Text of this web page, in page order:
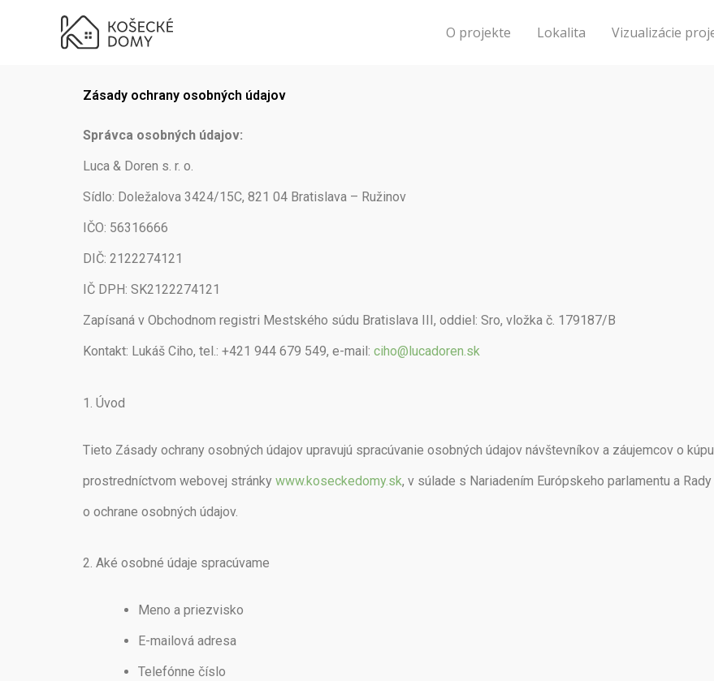
O projekte Lokalita Vizualizácie
Zásady ochrany osobných údajov
Zásady ochrany osobných údajov
Správca osobných údajov:
Luca & Doren s. r. o.
Sídlo: Doležalova 3424/15C, 821 04 Bratislava – Ružinov
IČO: 56316666
DIČ: 2122274121
IČ DPH: SK2122274121
Zapísaná v Obchodnom registri Mestského súdu Bratislava III, oddiel: Sro, vložka č. 179187/B
Kontakt: Lukáš Ciho, tel.: +421 944 679 549, e-mail: ciho@lucadoren.sk
1. Úvod
Tieto Zásady ochrany osobných údajov upravujú spracúvanie osobných údajov návštevníkov a záujemcov o
prostredníctvom webovej stránky www.koseckedomy.sk, v súlade s Nariadením Európskeho parlamentu a
o ochrane osobných údajov.
2. Aké osobné údaje spracúvame
Meno a priezvisko
E-mailová adresa
Telefónne číslo